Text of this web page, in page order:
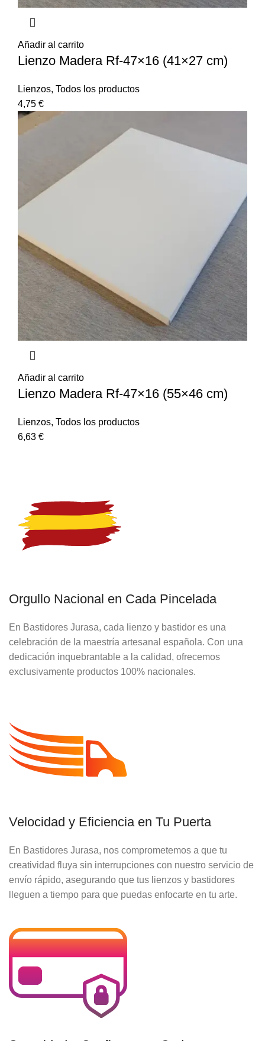
Añadir al carrito
Lienzo Madera Rf-47×16 (41×27 cm)
Lienzos, Todos los productos
4,75 €
Añadir al carrito
Lienzo Madera Rf-47×16 (55×46 cm)
Lienzos, Todos los productos
6,63 €
Orgullo Nacional en Cada Pincelada
En Bastidores Jurasa, cada lienzo y bastidor es una
celebración de la maestría artesanal española. Con una
dedicación inquebrantable a la calidad, ofrecemos
exclusivamente productos 100% nacionales.
Velocidad y Eficiencia en Tu Puerta
En Bastidores Jurasa, nos comprometemos a que tu
creatividad fluya sin interrupciones con nuestro servicio de
envío rápido, asegurando que tus lienzos y bastidores
lleguen a tiempo para que puedas enfocarte en tu arte.